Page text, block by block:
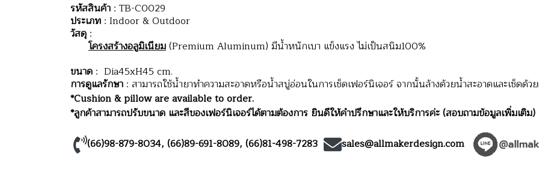
รหัสสินค้า : TB-C0029
ประเภท : Indoor & Outdoor
วัสดุ :
โครงสร้างอลูมิเนียม(Premium Aluminum) มีน้ำหนักเบา แข็งแรง ไม่เป็นสนิม100%
ขนาด : Dia45xH45 cm.
การดูแลรักษา : สามารถใช้น้ำยาทำความสะอาดหรือน้ำสบู่อ่อนในการเช็ดเฟอร์นิเจอร์ จากนั้นล้างด้วยน้ำสะอาดและเช็ดด้ว
*Cushion & pillow are available to order.
*ลูกค้าสามารถปรับขนาด และสีของเฟอร์นิเจอร์ได้ตามต้องการ ยินดีให้คำปรึกษาและให้บริการค่ะ (สอบถามข้อมูลเพิ่มเติม)
(66)98-879-8034, (66)89-691-8089, (66)81-498-7283 sales@allmakerdesign.com